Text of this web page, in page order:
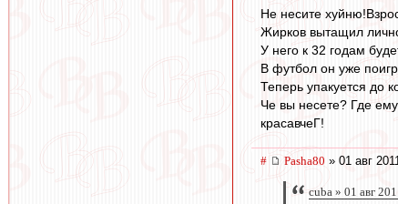
Не несите
Жирков вытащил
У него к 32 годам
В футбол он уже
Теперь упакуется до
Че вы несете? Где
красавчеГ!
# Pasha80 » 01 авг
cuba » 01 авг